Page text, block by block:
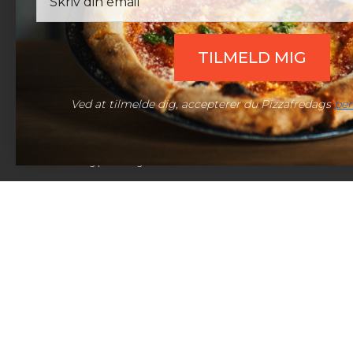
TILMELD MIG
Ved at tilmelde dig, accepterer du Pizzafredags